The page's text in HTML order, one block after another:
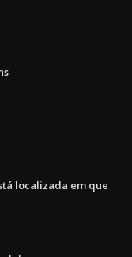
localizada em que